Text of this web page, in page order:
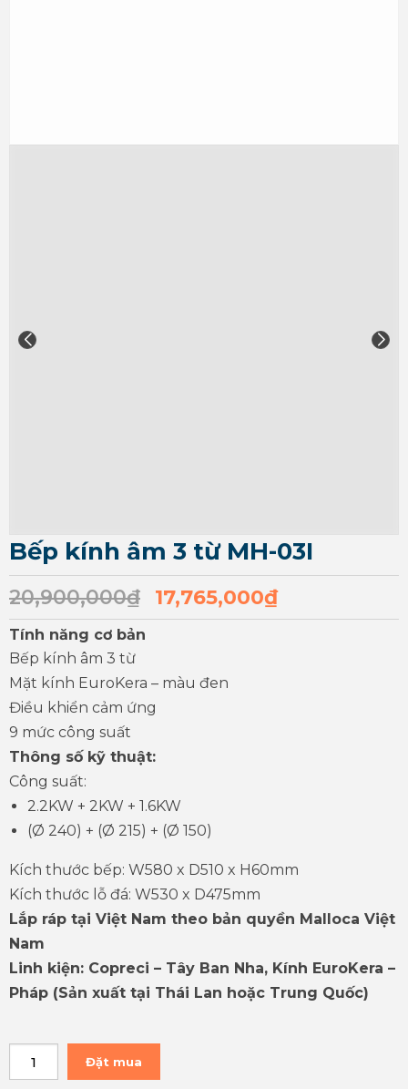
Bếp kính âm 3 từ MH-03I
20,900,000₫ 17,765,000₫
Đặt mua
Tính năng cơ bản
Bếp kính âm 3 từ
Mặt kính EuroKera – màu đen
Điều khiển cảm ứng
9 mức công suất
Thông số kỹ thuật:
Công suất:
2.2KW + 2KW + 1.6KW
(Ø 240) + (Ø 215) + (Ø 150)
Kích thước bếp: W580 x D510 x H60mm
Kích thước lỗ đá: W530 x D475mm
Lắp ráp tại Việt Nam theo bản quyền Malloca Việt
Nam
Linh kiện: Copreci – Tây Ban Nha, Kính EuroKera –
Pháp (Sản xuất tại Thái Lan hoặc Trung Quốc)